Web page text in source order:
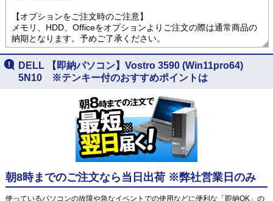
【オプションをご注文時のご注意】
メモリ、HDD、Officeをオプションよりご注文の際は通常商品の
納期となります。予めご了承ください。
DELL 【即納パソコン】Vostro 3590 (Win11pro64)
5N10 ※テンキー付のおすすめポイントは
朝8時までのご注文なら当日出荷 ※弊社営業日のみ
使っているパソコンの故障や急なイベントでの使用などに便利な「即納OK」の